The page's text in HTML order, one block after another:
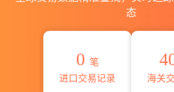
态
0 笔
进口交易记录
海关